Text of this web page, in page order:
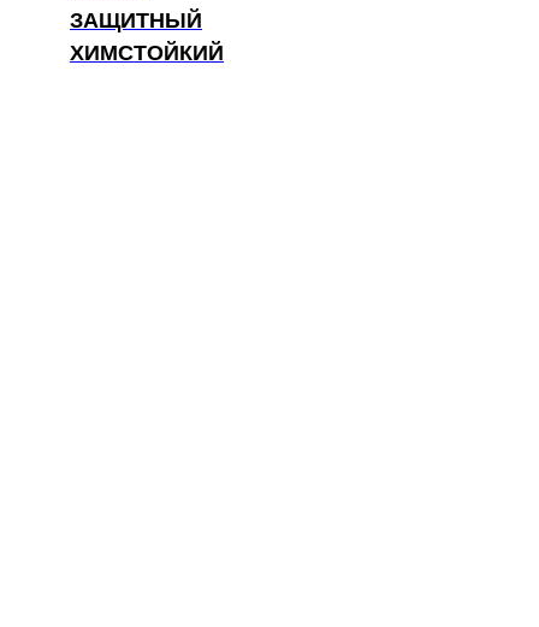
ЗАЩИТНЫЙ
ХИМСТОЙКИЙ